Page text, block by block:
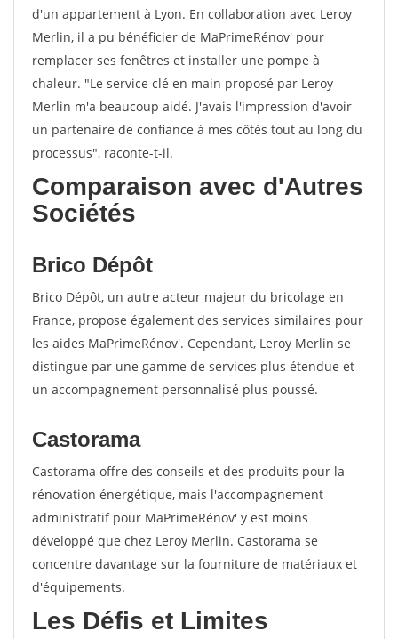
d'un appartement à Lyon. En collaboration avec Leroy
Merlin, il a pu bénéficier de MaPrimeRénov' pour
remplacer ses fenêtres et installer une pompe à
chaleur. "Le service clé en main proposé par Leroy
Merlin m'a beaucoup aidé. J'avais l'impression d'avoir
un partenaire de confiance à mes côtés tout au long du
processus", raconte-t-il.
Comparaison avec d'Autres
Sociétés
Brico Dépôt
Brico Dépôt, un autre acteur majeur du bricolage en
France, propose également des services similaires pour
les aides MaPrimeRénov'. Cependant, Leroy Merlin se
distingue par une gamme de services plus étendue et
un accompagnement personnalisé plus poussé.
Castorama
Castorama offre des conseils et des produits pour la
rénovation énergétique, mais l'accompagnement
administratif pour MaPrimeRénov' y est moins
développé que chez Leroy Merlin. Castorama se
concentre davantage sur la fourniture de matériaux et
d'équipements.
Les Défis et Limites